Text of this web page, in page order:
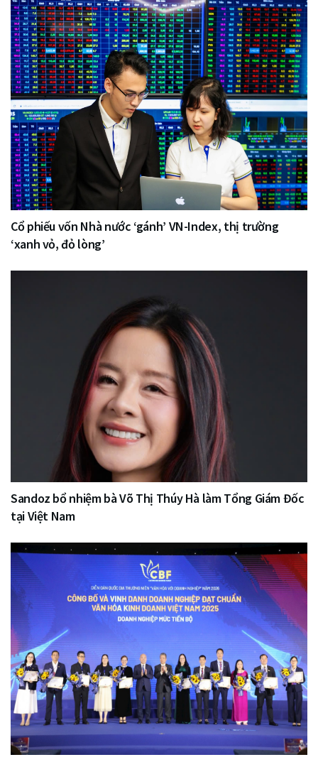
Cổ phiếu vốn Nhà nước ‘gánh’ VN-Index, thị trường
‘xanh vỏ, đỏ lòng’
Sandoz bổ nhiệm bà Võ Thị Thúy Hà làm Tổng Giám Đốc
tại Việt Nam